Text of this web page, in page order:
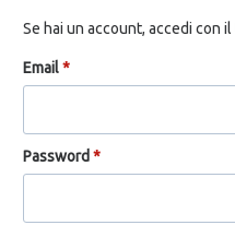
Se hai un account, accedi con
Email*
Password *